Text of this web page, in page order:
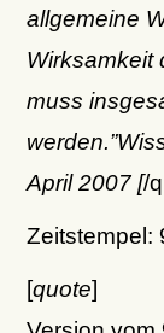
allgemeine
Wirksamkeit
muss
April 2007 [/
Zeitstempel:
[quote]